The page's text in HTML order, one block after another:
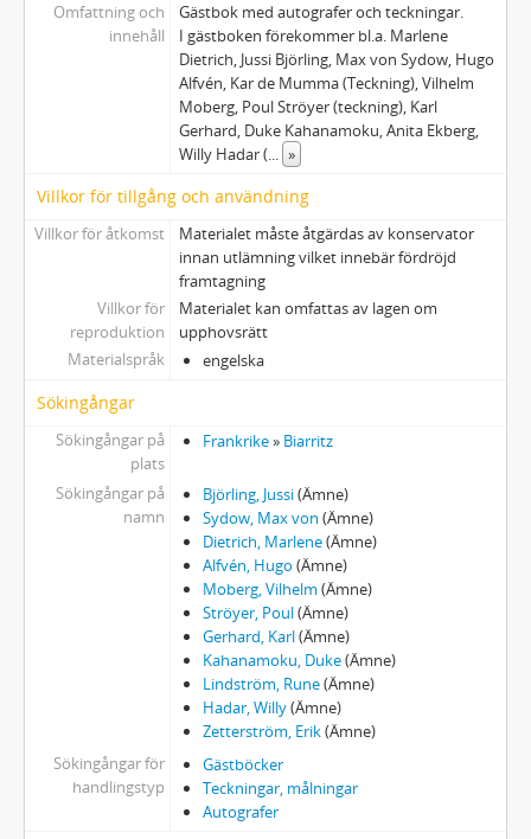
Omfattning och
innehåll
Gästbok med autografer och teckningar.
I gästboken förekommer bl.a. Marlene
Dietrich, Jussi Björling, Max von Sydow, Hugo
Alfvén, Kar de Mumma (Teckning), Vilhelm
Moberg, Poul Ströyer (teckning), Karl
Gerhard, Duke Kahanamoku, Anita Ekberg,
Willy Hadar (... »
Villkor för tillgång och användning
Villkor för åtkomst
Materialet måste åtgärdas av konservator
innan utlämning vilket innebär fördröjd
framtagning
Villkor för
reproduktion
Materialet kan omfattas av lagen om
upphovsrätt
Materialspråk
engelska
Sökingångar
Sökingångar på
plats
Frankrike» Biarritz
Sökingångar på
namn
Björling, Jussi(Ämne)
Sydow, Max von (Ämne)
Dietrich, Marlene(Ämne)
Alfvén, Hugo (Ämne)
Moberg, Vilhelm (Ämne)
Ströyer, Poul(Ämne)
Gerhard, Karl(Ämne)
Kahanamoku, Duke(Ämne)
Lindström, Rune(Ämne)
Hadar, Willy(Ämne)
Zetterström, Erik(Ämne)
Sökingångar för
handlingstyp
Gästböcker
Teckningar, målningar
Autografer